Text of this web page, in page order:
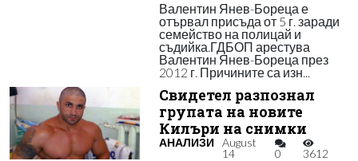
Валентин Янев-Бореца е
отървал присъда от 5 г. заради
семейство на полицай и
съдийка.ГДБОП арестува
Валентин Янев-Бореца през
2012 г. Причините са изн...
Свидетел разпознал
групата на новите
Килъри на снимки
АНАЛИЗИ
August
14
0 3612